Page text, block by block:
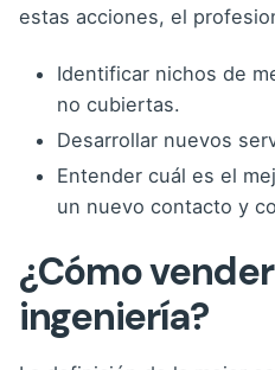
estas acciones, el
Identificar nichos de
no cubiertas.
Desarrollar nuevos
Entender cuál es el
un nuevo contacto y
¿Cómo
ingeniería?